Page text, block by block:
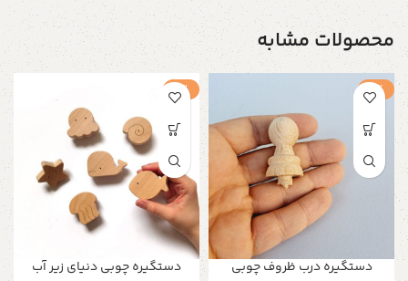
محصولات مشابه
-1%
دستگیره درب ظروف چوبی
-1%
دستگیره چوبی دنیای زیر آب